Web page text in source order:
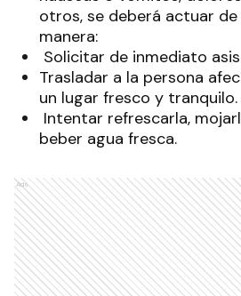
otros, se deberá actuar
manera:
Solicitar de inmediato
Trasladar a la persona
un lugar fresco y tranquilo.
Intentar refrescarla,
beber agua fresca.
Ads